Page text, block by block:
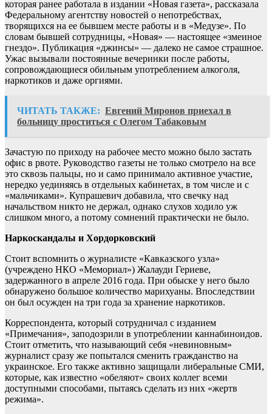
которая ранее работала в издании «Новая газета», рассказала
Федеральному агентству новостей о непотребствах,
творящихся на ее бывшем месте работы и в «Медузе». По
словам бывшей сотрудницы, «Новая» — настоящее «змеиное
гнездо». Публикация «джинсы» — далеко не самое страшное.
Ужас вызывали постоянные вечеринки после работы,
сопровождающиеся обильным употреблением алкоголя,
наркотиков и даже оргиями.
ЧИТАТЬ ТАКЖЕ: Евгений Миронов приехал в
больницу проститься с Олегом Табаковым
Зачастую по приходу на рабочее место можно было застать
офис в рвоте. Руководство газеты не только смотрело на все
это сквозь пальцы, но и само принимало активное участие,
нередко уединяясь в отдельных кабинетах, в том числе и с
«мальчиками». Купрашевич добавила, что свечку над
начальством никто не держал, однако слухов ходило уж
слишком много, а потому сомнений практически не было.
Наркоскандалы и Хордорковский
Стоит вспомнить о журналисте «Кавказского узла»
(учреждено НКО «Мемориал») Жалауди Гериеве,
задержанного в апреле 2016 года. При обыске у него было
обнаружено большое количество марихуаны. Впоследствии
он был осужден на три года за хранение наркотиков.
Корреспондента, который сотрудничал с изданием
«Примечания», заподозрили в употреблении каннабиноидов.
Стоит отметить, что называющий себя «невиновным»
журналист сразу же попытался сменить гражданство на
украинское. Его также активно защищали либеральные СМИ,
которые, как известно «обеляют» своих коллег всеми
доступными способами, пытаясь сделать из них «жертв
режима».